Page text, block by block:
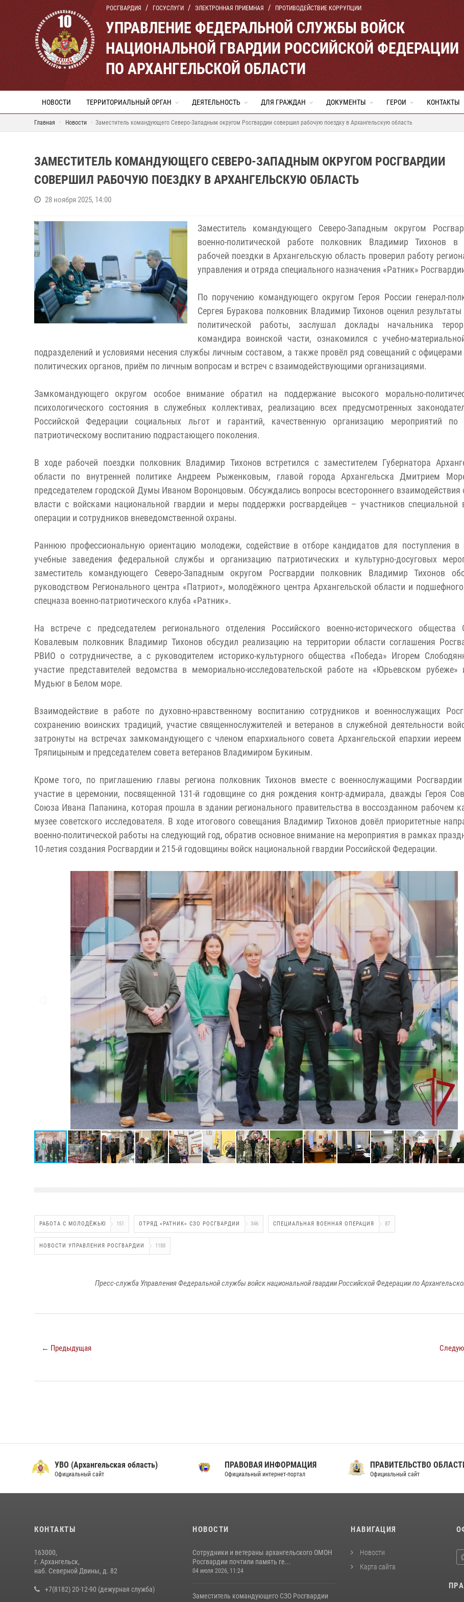
РОСГВАРДИЯ ГОСУСЛУГИ ЭЛЕКТРОННАЯ ПРИЕМНАЯ ПРОТИВОДЕЙСТВИЕ КОРРУПЦИИ
УПРАВЛЕНИЕ ФЕДЕРАЛЬНОЙ СЛУЖБЫ ВОЙСК
НАЦИОНАЛЬНОЙ ГВАРДИИ РОССИЙСКОЙ ФЕДЕРАЦИИ
ПО АРХАНГЕЛЬСКОЙ ОБЛАСТИ
НОВОСТИ ТЕРРИТОРИАЛЬНЫЙ ОРГАН ДЕЯТЕЛЬНОСТЬ ДЛЯ ГРАЖДАН ДОКУМЕНТЫ ГЕРОИ КОНТАКТЫ
Главная Новости Заместитель командующего Северо-Западным округом Росгвардии совершил рабочую поездку в Архангельскую область
ЗАМЕСТИТЕЛЬ КОМАНДУЮЩЕГО СЕВЕРО-ЗАПАДНЫМ ОКРУГОМ РОСГВАРДИИ
СОВЕРШИЛ РАБОЧУЮ ПОЕЗДКУ В АРХАНГЕЛЬСКУЮ ОБЛАСТЬ
28 ноября 2025, 14:00
Заместитель командующего Северо-Западным округом
военно-политической работе полковник Владимир Тихонов в
рабочей поездки в Архангельскую область проверил работу
управления и отряда специального назначения «Ратник»
По поручению командующего округом Героя России генерал-
Сергея Буракова полковник Владимир Тихонов оценил результаты
политической работы, заслушал доклады начальника
командира воинской части, ознакомился с учебно-
подразделений и условиями несения службы личным составом, а также провёл ряд совещаний с офицерами
политических органов, приём по личным вопросам и встреч с взаимодействующими организациями.
Замкомандующего округом особое внимание обратил на поддержание высокого морально-
психологического состояния в служебных коллективах, реализацию всех предусмотренных
Российской Федерации социальных льгот и гарантий, качественную организацию мероприятий по
патриотическому воспитанию подрастающего поколения.
В ходе рабочей поездки полковник Владимир Тихонов встретился с заместителем Губернатора
области по внутренней политике Андреем Рыженковым, главой города Архангельска Дмитрием
председателем городской Думы Иваном Воронцовым. Обсуждались вопросы всестороннего взаимодействия
власти с войсками национальной гвардии и меры поддержки росгвардейцев – участников специальной
операции и сотрудников вневедомственной охраны.
Раннюю профессиональную ориентацию молодежи, содействие в отборе кандидатов для поступления
учебные заведения федеральной службы и организацию патриотических и культурно-досуговых
заместитель командующего Северо-Западным округом Росгвардии полковник Владимир Тихонов
руководством Регионального центра «Патриот», молодёжного центра Архангельской области и
спецназа военно-патриотического клуба «Ратник».
На встрече с председателем регионального отделения Российского военно-исторического общества
Ковалевым полковник Владимир Тихонов обсудил реализацию на территории области соглашения
РВИО о сотрудничестве, а с руководителем историко-культурного общества «Победа» Игорем
участие представителей ведомства в мемориально-исследовательской работе на «Юрьевском
Мудьюг в Белом море.
Взаимодействие в работе по духовно-нравственному воспитанию сотрудников и военнослужащих
сохранению воинских традиций, участие священнослужителей и ветеранов в служебной деятельности
затронуты на встречах замкомандующего с членом епархиального совета Архангельской епархии
Тряпицыным и председателем совета ветеранов Владимиром Букиным.
Кроме того, по приглашению главы региона полковник Тихонов вместе с военнослужащими Росгвардии
участие в церемонии, посвященной 131-й годовщине со дня рождения контр-адмирала, дважды Героя
Союза Ивана Папанина, которая прошла в здании регионального правительства в воссозданном рабочем
музее советского исследователя. В ходе итогового совещания Владимир Тихонов довёл приоритетные
военно-политической работы на следующий год, обратив основное внимание на мероприятия в рамках
10-летия создания Росгвардии и 215-й годовщины войск национальной гвардии Российской Федерации.
РАБОТА С МОЛОДЁЖЬЮ 151 ОТРЯД «РАТНИК» СЗО РОСГВАРДИИ 346 СПЕЦИАЛЬНАЯ ВОЕННАЯ ОПЕРАЦИЯ 87
НОВОСТИ УПРАВЛЕНИЯ РОСГВАРДИИ 1188
Пресс-служба Управления Федеральной службы войск национальной гвардии Российской Федерации по
← Предыдущая
УВО (Архангельская область)
Официальный сайт
ПРАВОВАЯ ИНФОРМАЦИЯ
Официальный интернет-портал
ПРАВИТЕЛЬСТВО
Официальный сайт
КОНТАКТЫ
163000,
г. Архангельск,
наб. Северной Двины, д. 82
+7(8182) 20-12-90 (дежурная служба)
НОВОСТИ
Сотрудники и ветераны архангельского ОМОН
Росгвардии почтили память ге...
04 июля 2026, 11:24
Заместитель командующего СЗО Росгвардии
НАВИГАЦИЯ
Новости
Карта сайта